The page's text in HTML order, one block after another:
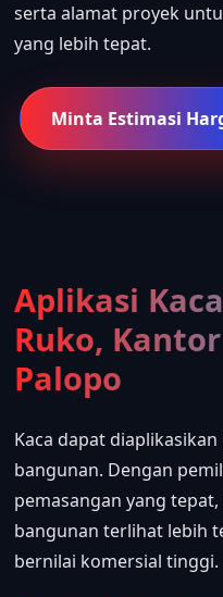
serta alamat proyek
yang lebih tepat.
Minta Estimasi
Aplikasi
Ruko,
Palopo
Kaca dapat
bangunan. Dengan
pemasangan yang
bangunan terlihat lebih
bernilai komersial tinggi.